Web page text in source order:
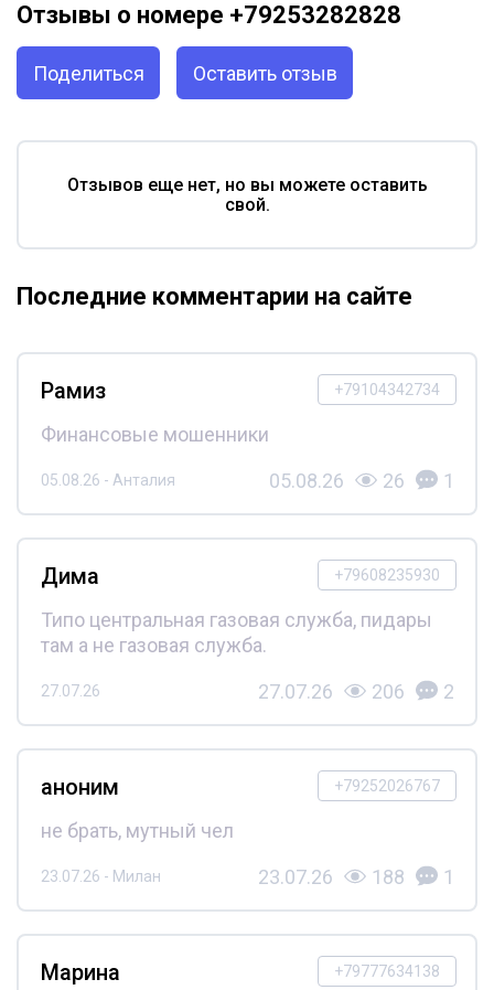
Отзывы о номере +79253282828
Поделиться Оставить отзыв
Отзывов еще нет, но вы можете оставить
свой.
Последние комментарии на сайте
+79104342734
Рамиз
Финансовые мошенники
05.08.26 - Анталия 05.08.26 26 1
+79608235930
Дима
Типо центральная газовая служба, пидары
там а не газовая служба.
27.07.26 27.07.26 206 2
+79252026767
аноним
не брать, мутный чел
23.07.26 - Милан 23.07.26 188 1
+79777634138
Марина